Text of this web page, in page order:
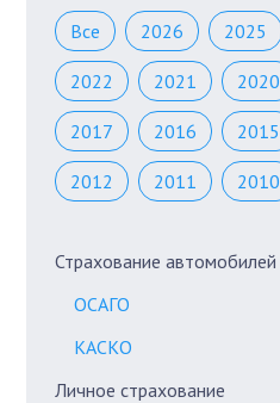
Все 2026 2025
2022 2021 2020
2017 2016 2015
2012 2011 2010
Страхование автомобилей
ОСАГО
КАСКО
Личное страхование